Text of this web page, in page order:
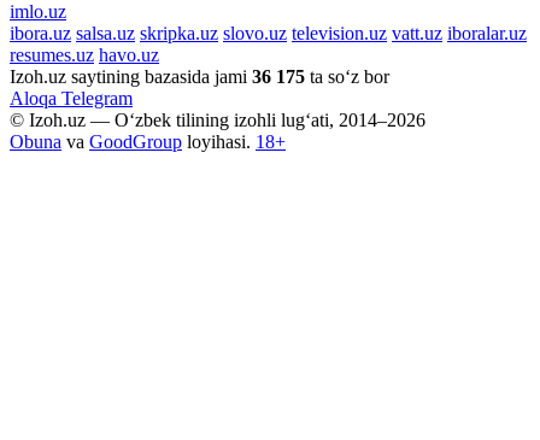
imlo.uz
ibora.uz salsa.uz skripka.uz slovo.uz television.uz vatt.uz iboralar.uz
resumes.uz havo.uz
Izoh.uz saytining bazasida jami 36 175 ta so‘z bor
Aloqa Telegram
© Izoh.uz — O‘zbek tilining izohli lug‘ati, 2014–2026
Obuna va GoodGroup loyihasi. 18+